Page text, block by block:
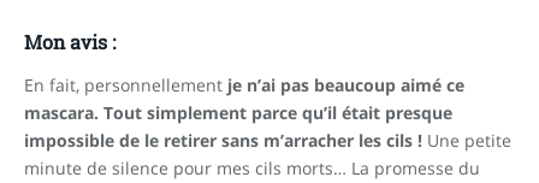
Mon avis :
En fait, personnellement je n’ai pas beaucoup aimé ce
mascara. Tout simplement parce qu’il était presque
impossible de le retirer sans m’arracher les cils ! Une petite
minute de silence pour mes cils morts… La promesse du